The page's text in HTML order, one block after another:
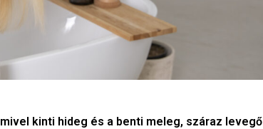
kinti hideg és a benti meleg, száraz levegő